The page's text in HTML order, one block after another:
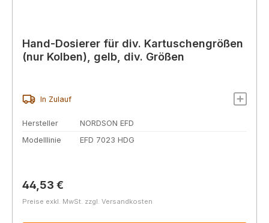
Hand-Dosierer für div. Kartuschengrößen
(nur Kolben), gelb, div. Größen
In Zulauf
Hersteller
NORDSON EFD
Modelllinie
EFD 7023 HDG
Regulärer Preis:
44,53 €
Preise exkl. MwSt. zzgl. Versandkosten